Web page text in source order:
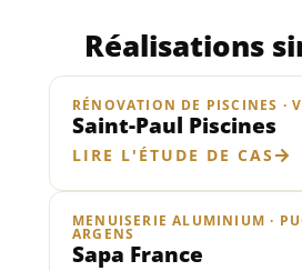
Réalisations
RÉNOVATION DE PISCINES ·
Saint-Paul Piscines
LIRE L'ÉTUDE DE CAS
MENUISERIE ALUMINIUM ·
ARGENS
Sapa France